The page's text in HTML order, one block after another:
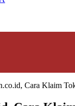
Cara Klaim